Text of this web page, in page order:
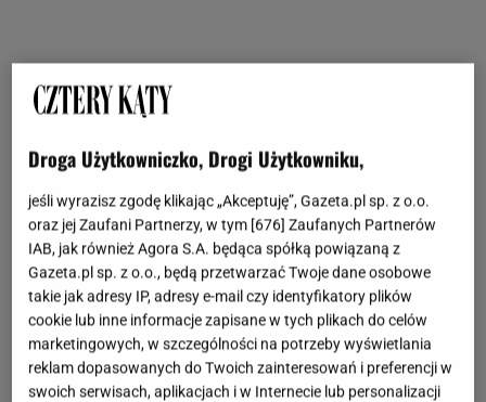
Droga Użytkowniczko, Drogi Użytkowniku,
jeśli wyrazisz zgodę klikając „Akceptuję”, Gazeta.pl sp. z o.o.
oraz jej Zaufani Partnerzy, w tym [676] Zaufanych Partnerów
IAB, jak również Agora S.A. będąca spółką powiązaną z
Gazeta.pl sp. z o.o., będą przetwarzać Twoje dane osobowe
takie jak adresy IP, adresy e-mail czy identyfikatory plików
cookie lub inne informacje zapisane w tych plikach do celów
marketingowych, w szczególności na potrzeby wyświetlania
reklam dopasowanych do Twoich zainteresowań i preferencji w
swoich serwisach, aplikacjach i w Internecie lub personalizacji